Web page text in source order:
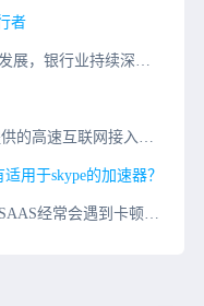
者
近年来，伴随着数字技术的快速发展，银行业持续深耕金融科技领域，创新产品和服务，高质量推进金融数字化转型。如今，基于金融创新的数字化转型成为整个行业的“新基建”，人工智能、大数据、云计算、物联网与金融科
IEPL专线是一种专为企业客户提供的高速互联网接入服务，它可以提供更快、更稳定、更可靠的互联网接入服务。IEPL专线的优势在于：1、提供更高的带宽，可以满足企业的高速网络需求；2、提供更稳定的网络环境
用于skype的加速器？
国际企业海内外交流频繁，跨境SAAS经常会遇到卡顿、延时问题，严重影响了企业员工效率和业务拓展，如何解决Skype加速问题？Skype加速解决方案客户痛点网络连接Skype海外服务器延迟和丢包大，导致